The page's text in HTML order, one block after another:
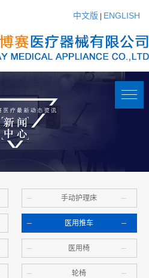
中文版 ENGLISH
手动护理床
医用推车
医用椅
轮椅